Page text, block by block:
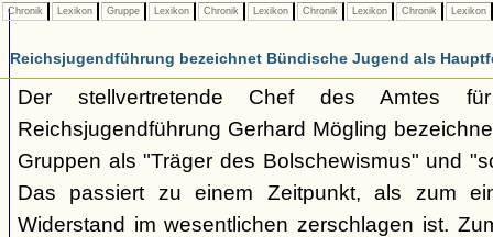
Chronik Lexikon Gruppe Lexikon Chronik Lexikon Chronik Lexikon Chronik Lexikon
Reichsjugendführung bezeichnet Bündische Jugend als
Der stellvertretende Chef des Amtes
Reichsjugendführung Gerhard Mögling
Gruppen als "Träger des Bolschewismus" und
Das passiert zu einem Zeitpunkt, als zum
Widerstand im wesentlichen zerschlagen ist.